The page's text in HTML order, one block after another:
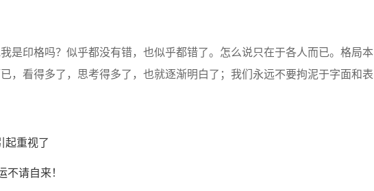
印格吗？似乎都没有错，也似乎都错了。怎么说只在于各人而已。格局本
，看得多了，思考得多了，也就逐渐明白了；我们永远不要拘泥于字面和表
起重视了
请自来！